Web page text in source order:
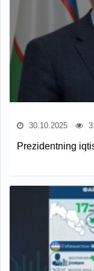
30.10.2025
Prezidentning